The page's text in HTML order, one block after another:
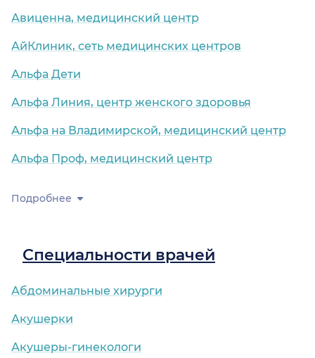
Авиценна, медицинский центр
АйКлиник, сеть медицинских центров
Альфа Дети
Альфа Линия, центр женского здоровья
Альфа на Владимирской, медицинский центр
Альфа Проф, медицинский центр
Подробнее
Специальности врачей
Абдоминальные хирурги
Акушерки
Акушеры-гинекологи